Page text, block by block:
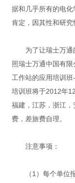
据和几乎所有的电
肯定，因其性和研究
为了让瑞士万通
照瑞士万通中国有
工作站的应用培训
培训班将于2012年
福建，江苏，浙江
费，差旅费自理。
注意事项：
（1）每个单位报